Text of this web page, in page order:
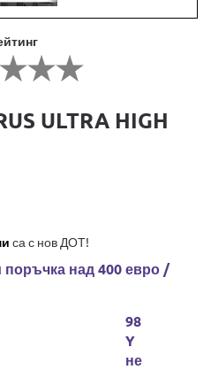
ULTRA HIGH
са с нов ДОТ!
поръчка над 400 евро /
98
Y
не